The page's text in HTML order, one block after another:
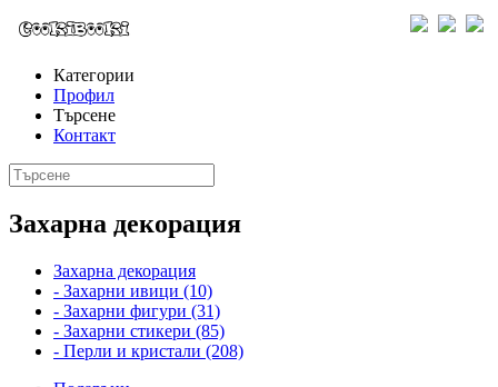
Категории
Профил
Търсене
Контакт
Захарна декорация
Захарна декорация
- Захарни ивици (10)
- Захарни фигури (31)
- Захарни стикери (85)
- Перли и кристали (208)